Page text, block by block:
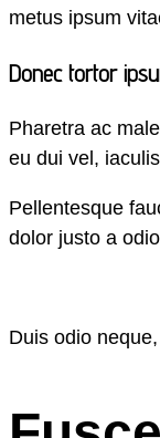
metus ipsum
Donec tortor
Pharetra ac
eu dui vel,
Pellentesque
dolor justo a
Duis odio